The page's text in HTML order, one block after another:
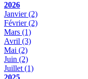
2026
Janvier(2)
Février(2)
Mars (1)
Avril (3)
Mai (2)
Juin (2)
Juillet (1)